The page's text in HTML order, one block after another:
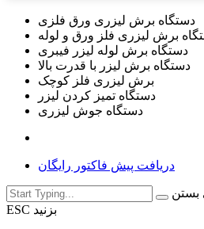
دستگاه برش لیزری ورق فلزی
برش لیزری فلز ورق و لوله
دستگاه برش لوله لیزر فیبری
دستگاه برش لیزر با قدرت بالا
برش لیزری فلز کوچک
دستگاه تمیز کردن لیزر
دستگاه جوش لیزری
دریافت پیش فاکتور رایگان
بستن
ESC بزنید